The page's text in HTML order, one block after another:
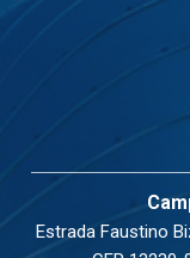
Estrada Faustino